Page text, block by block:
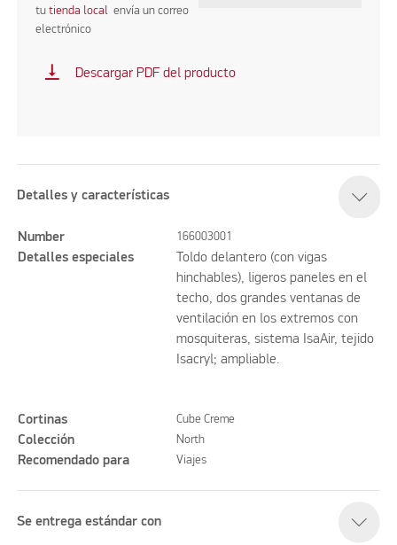
tutienda localenvía un correo
electrónico
vertical_align_bottom Descargar PDF del producto
Detalles y características
Number 166003001
Detalles especiales
Toldo delantero (con vigas
hinchables), ligeros paneles en el
techo, dos grandes ventanas de
ventilación en los extremos con
mosquiteras, sistema IsaAir, tejido
Isacryl; ampliable.
Cortinas Cube Creme
Colección North
Recomendado para Viajes
Se entrega estándar con